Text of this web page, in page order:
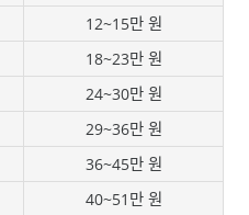
12~15만 원
18~23만 원
24~30만 원
29~36만 원
36~45만 원
40~51만 원